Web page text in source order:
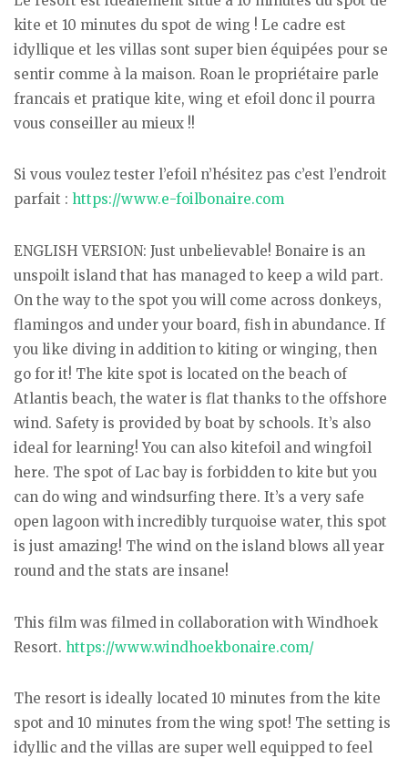
kite et 10 minutes du spot de wing ! Le cadre est
idyllique et les villas sont super bien équipées pour se
sentir comme à la maison. Roan le propriétaire parle
francais et pratique kite, wing et efoil donc il pourra
vous conseiller au mieux !!
Si vous voulez tester l’efoil n’hésitez pas c’est l’endroit
parfait : https://www.e-foilbonaire.com
ENGLISH VERSION: Just unbelievable! Bonaire is an
unspoilt island that has managed to keep a wild part.
On the way to the spot you will come across donkeys,
flamingos and under your board, fish in abundance. If
you like diving in addition to kiting or winging, then
go for it! The kite spot is located on the beach of
Atlantis beach, the water is flat thanks to the offshore
wind. Safety is provided by boat by schools. It’s also
ideal for learning! You can also kitefoil and wingfoil
here. The spot of Lac bay is forbidden to kite but you
can do wing and windsurfing there. It’s a very safe
open lagoon with incredibly turquoise water, this spot
is just amazing! The wind on the island blows all year
round and the stats are insane!
This film was filmed in collaboration with Windhoek
Resort. https://www.windhoekbonaire.com/
The resort is ideally located 10 minutes from the kite
spot and 10 minutes from the wing spot! The setting is
idyllic and the villas are super well equipped to feel